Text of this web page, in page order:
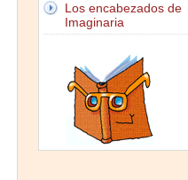
Los encabezados de
Imaginaria